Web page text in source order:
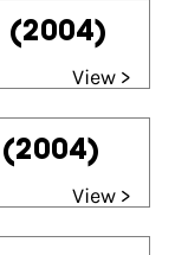
(2004)
View >
(2004)
View >